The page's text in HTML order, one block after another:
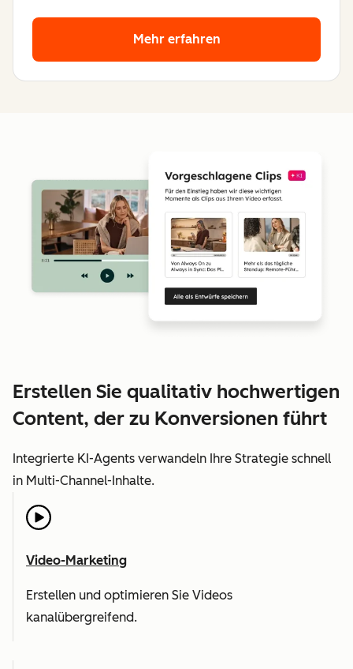
Mehr erfahren
Erstellen Sie qualitativ hochwertigen
Content, der zu Konversionen führt
Integrierte KI-Agents verwandeln Ihre Strategie schnell
in Multi-Channel-Inhalte.
Video-Marketing
Erstellen und optimieren Sie Videos
kanalübergreifend.